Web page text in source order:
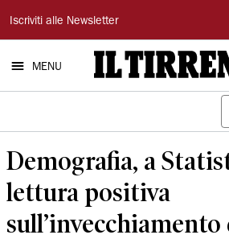
Il
Tirreno
Iscriviti alle Newsletter
MENU
Demografia, a
lettura positiva
sull’invecchiamento